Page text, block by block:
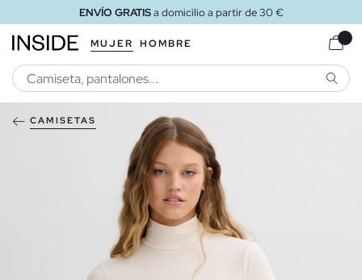
ENVÍO GRATISa domicilio a partir de 30 €
MUJER HOMBRE
CAMISETAS